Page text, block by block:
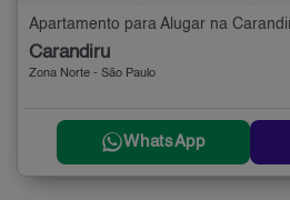
Apartamento para Alugar na
Carandiru
Zona Norte - São Paulo
WhatsApp